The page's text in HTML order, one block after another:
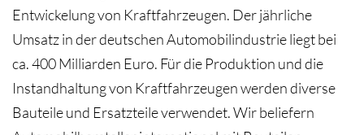
Entwickelung von Kraftfahrzeugen. Der jährliche
Umsatz in der deutschen Automobilindustrie liegt bei
ca. 400 Milliarden Euro. Für die Produktion und die
Instandhaltung von Kraftfahrzeugen werden diverse
Bauteile und Ersatzteile verwendet. Wir beliefern